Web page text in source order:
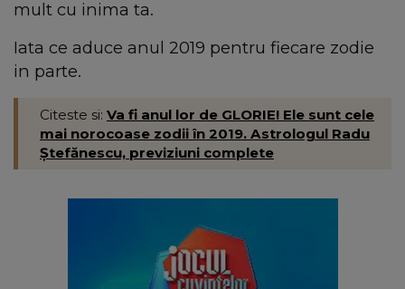
mult cu inima ta.
Iata ce aduce anul 2019 pentru fiecare zodie
in parte.
Citeste si: Va fi anul lor de GLORIE! Ele sunt cele
mai norocoase zodii în 2019. Astrologul Radu
Ştefănescu, previziuni complete